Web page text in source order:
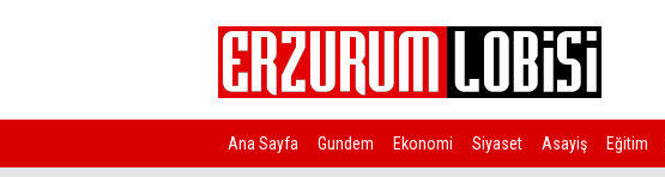
Ana Sayfa Gundem Ekonomi Siyaset Asayiş Eğitim